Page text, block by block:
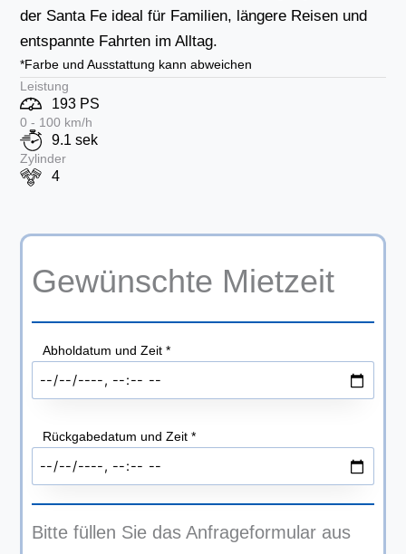
der Santa Fe ideal für Familien, längere Reisen und
entspannte Fahrten im Alltag.
*Farbe und Ausstattung kann abweichen
Leistung
193 PS
0 - 100 km/h
9.1 sek
Zylinder
4
Gewünschte Mietzeit
Abholdatum und Zeit*
Rückgabedatum und Zeit*
Bitte füllen Sie das Anfrageformular aus